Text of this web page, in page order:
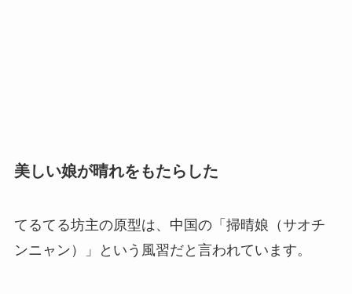
美しい娘が晴れをもたらした
てるてる坊主の原型は、中国の「掃晴娘（サオチ
ンニャン）」という風習だと言われています。